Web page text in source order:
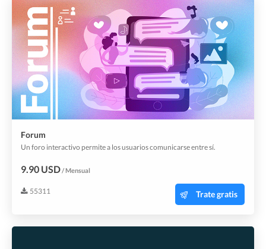
Forum
Un foro interactivo permite a los usuarios comunicarse entre sí.
9.90 USD/ Mensual
55311 Trate gratis